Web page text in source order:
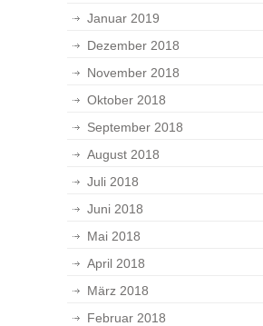
Januar 2019
Dezember 2018
November 2018
Oktober 2018
September 2018
August 2018
Juli 2018
Juni 2018
Mai 2018
April 2018
März 2018
Februar 2018